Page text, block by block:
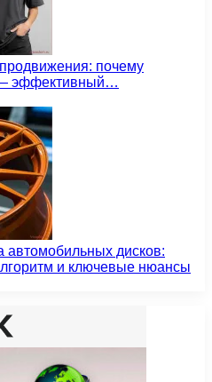
почему
эффективный…
автомобильных дисков:
и ключевые нюансы